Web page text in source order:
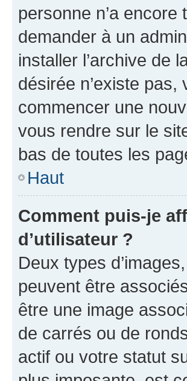
personne n’a
demander à un
installer l’archive de
désirée n’existe
commencer une
vous rendre sur le
bas de toutes les
Haut
Comment puis-je
d’utilisateur ?
Deux types
peuvent être
être une image
de carrés ou de
actif ou votre statut